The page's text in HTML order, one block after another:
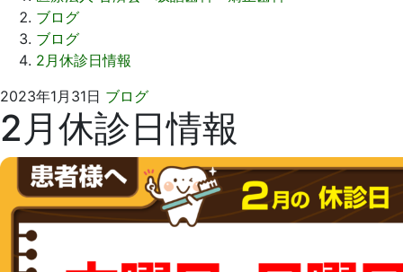
ブログ
ブログ
2月休診日情報
2023年1月31日 ブログ2023
年
1
月
31
日
坂
詰
歯
科
医
院
2月休診日情報